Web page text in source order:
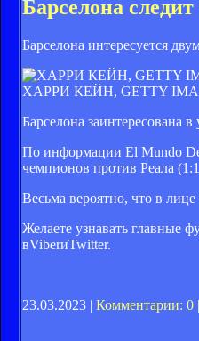
Барселона
Барселона интересуется
ХАРРИ КЕЙН, GETTY
Барселона заинтересована
По информации El Mundo
чемпионов против Реала
Весьма вероятно, что в
Желаете узнавать главные
вViberиTwitter.
23.03.2023 | Комментарии: 0 |